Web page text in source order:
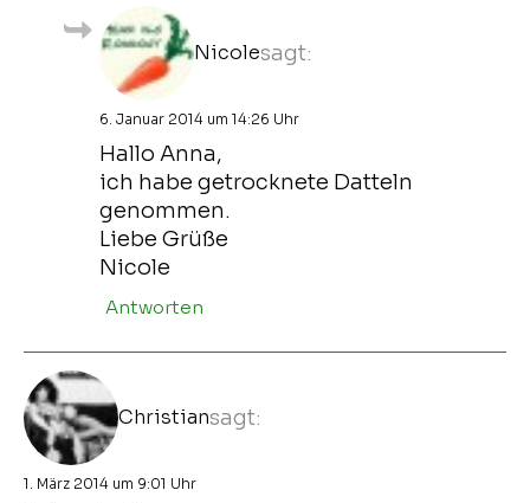
Nicolesagt:
6. Januar 2014 um 14:26 Uhr
Hallo Anna,
ich habe getrocknete Datteln
genommen.
Liebe Grüße
Nicole
Antworten
Christiansagt:
1. März 2014 um 9:01 Uhr